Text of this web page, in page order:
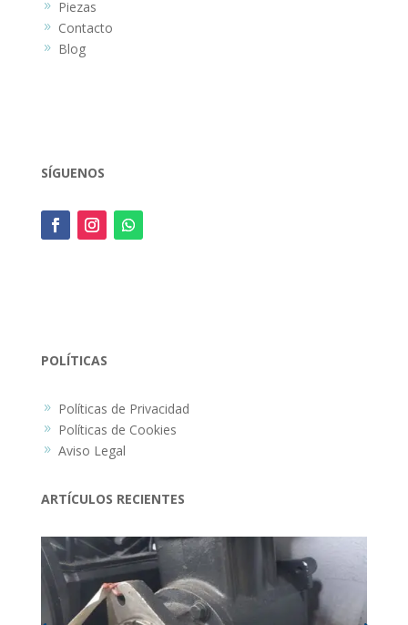
9 Piezas
9 Contacto
9 Blog
SÍGUENOS
POLÍTICAS
9 Políticas de Privacidad
9 Políticas de Cookies
9 Aviso Legal
ARTÍCULOS RECIENTES